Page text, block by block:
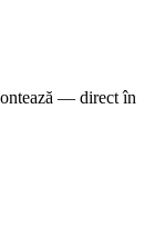
— direct în